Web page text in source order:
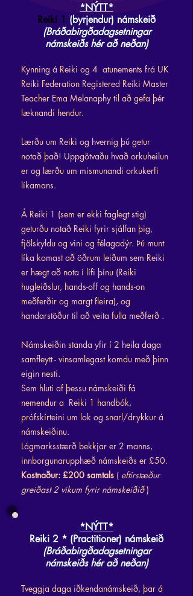
*NÝTT*
Reiki 1 (byrjendur) námskeið
(Bráðabirgðadagsetningar
námskeiðs hér að neðan)
Kynning á Reiki og 4 atunements frá UK
Reiki Federation Registered Reiki Master
Teacher Ema Melanaphy til að gefa þér
læknandi hendur.
Lærðu um Reiki og hvernig þú getur
notað það! Uppgötvaðu hvað orkuheilun
er og lærðu um mismunandi orkukerfi
líkamans.
Á Reiki 1 (sem er ekki faglegt stig)
geturðu notað Reiki fyrir sjálfan þig,
fjölskyldu og vini og félagadýr. Þú munt
líka komast að öðrum leiðum sem Reiki
er hægt að nota í lífi þínu (Reiki
hugleiðslur, hands-off og hands-on
meðferðir og margt fleira), og
handarstöður til að veita fulla meðferð .
Námskeiðin standa yfir í 2 heila daga
samfleytt - vinsamlegast komdu með þinn
eigin nesti.
Sem hluti af þessu námskeiði fá
nemendur a Reiki 1 handbók,
prófskírteini um lok og snarl/drykkur á
námskeiðinu.
Lágmarksstærð bekkjar er 2 manns,
innborgunarupphæð námskeiðs er £50.
Kostnaður: £200 samtals ( eftirstæður
greiðast 2 vikum fyrir námskeiðið)
*NÝTT*
Reiki 2 * (Practitioner) námskeið
(Bráðabirgðadagsetningar
námskeiðs hér að neðan)
Tveggja daga iðkendanámskeið, þar á